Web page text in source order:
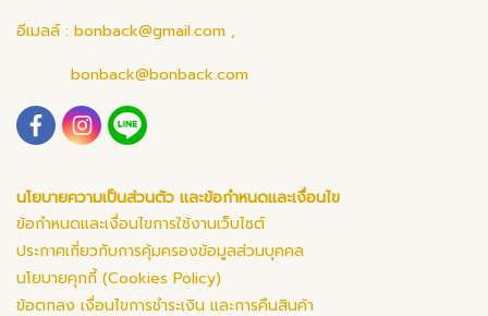
อีเมลล์ : bonback@gmail.com ,
bonback@bonback.com
นโยบายความเป็นส่วนตัว และข้อกำหนดและเงื่อนไข
ข้อกำหนดและเงื่อนไขการใช้งานเว็บไซต์
ประกาศเกี่ยวกับการคุ้มครองข้อมูลส่วนบุคคล
นโยบายคุกกี้ (Cookies Policy)
ข้อตกลง เงื่อนไขการชำระเงิน และการคืนสินค้า